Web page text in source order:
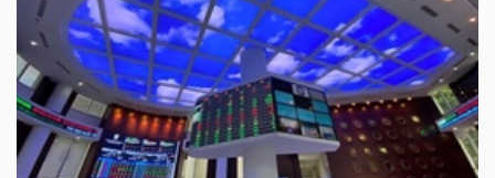
Báo
cáo
phân
tích
(-)